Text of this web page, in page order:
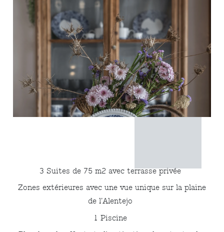
3 Suites de 75 m2 avec terrasse privée
Zones extérieures avec une vue unique sur la plaine
de l’Alentejo
1 Piscine